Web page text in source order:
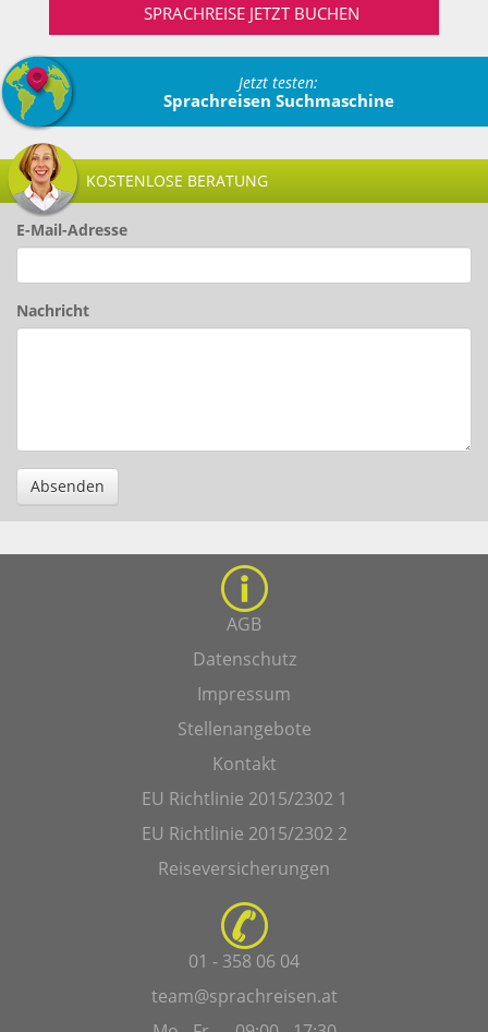
SPRACHREISE JETZT BUCHEN
Jetzt testen:
Sprachreisen Suchmaschine
KOSTENLOSE BERATUNG
E-Mail-Adresse
Nachricht
Absenden
AGB
Datenschutz
Impressum
Stellenangebote
Kontakt
EU Richtlinie 2015/2302 1
EU Richtlinie 2015/2302 2
Reiseversicherungen
01 - 358 06 04
team@sprachreisen.at